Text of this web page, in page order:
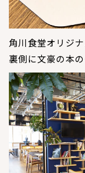
角川食堂オリジ
裏側に文豪の本